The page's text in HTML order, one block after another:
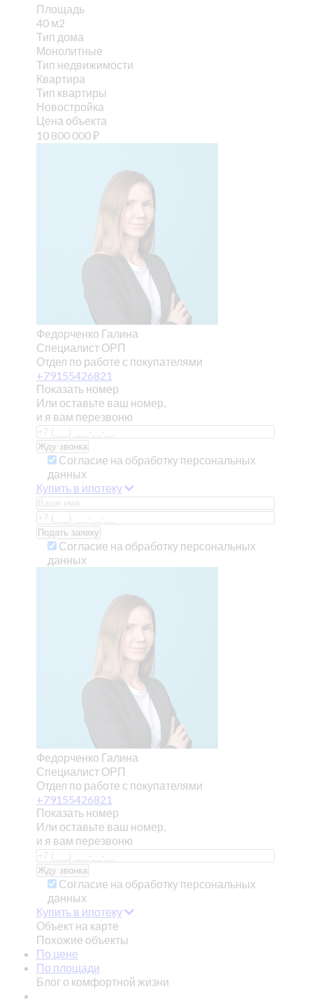
Площадь
40 м2
Тип дома
Монолитные
Тип недвижимости
Квартира
Тип квартиры
Новостройка
Цена объекта
10 800 000₽
Федорченко Галина
Специалист ОРП
Отдел по работе с покупателями
+79155426821
Показать номер
Или оставьте ваш номер,
и я вам перезвоню
Согласие на обработку персональных
данных
Купить в ипотеку
Согласие на обработку персональных
данных
Федорченко Галина
Специалист ОРП
Отдел по работе с покупателями
+79155426821
Показать номер
Или оставьте ваш номер,
и я вам перезвоню
Согласие на обработку персональных
данных
Купить в ипотеку
Объект на карте
Похожие объекты
По цене
По площади
Блог о комфортной жизни